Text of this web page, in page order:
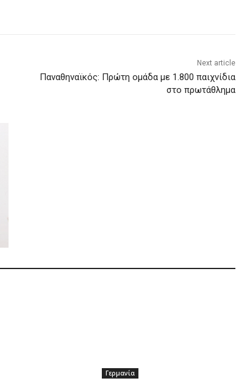
Next article
Παναθηναϊκός: Πρώτη ομάδα με 1.800 παιχνίδια
στο πρωτάθλημα
Γερμανία